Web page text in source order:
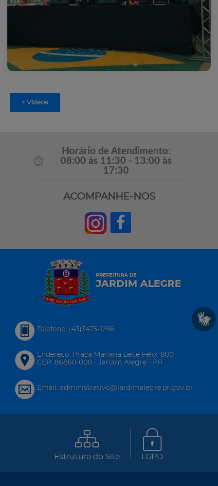
+ Vídeos
Horário de Atendimento:
08:00 às 11:30 - 13:00 às
17:30
ACOMPANHE-NOS
PREFEITURA DE
JARDIM ALEGRE
Telefone: (43)3475-1256
Endereço: Praça Mariana Leite Félix, 800
CEP: 86860-000 - Jardim Alegre - PR
Email: administrativo@jardimalegre.pr.gov.br
Estrutura do Site LGPD